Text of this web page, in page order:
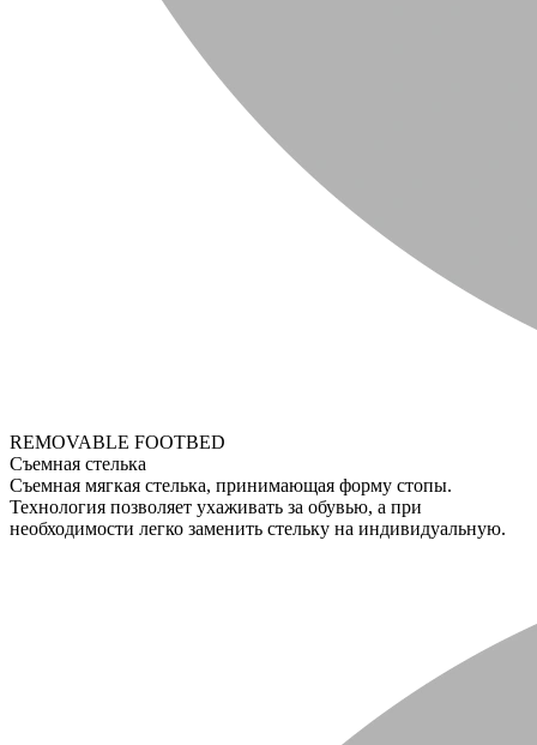
REMOVABLE FOOTBED
Съемная стелька
Съемная мягкая стелька, принимающая форму стопы.
Технология позволяет ухаживать за обувью, а при
необходимости легко заменить стельку на индивидуальную.